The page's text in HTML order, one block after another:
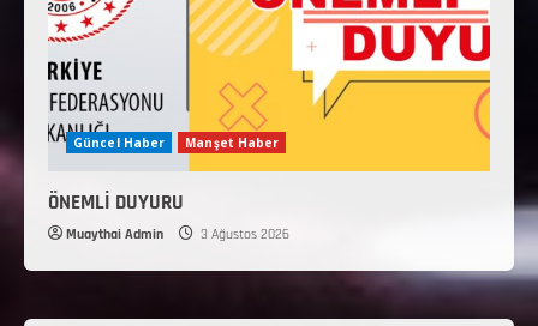
Güncel Haber Manşet Haber
ÖNEMLİ DUYURU
Muaythai Admin 3 Ağustos 2026